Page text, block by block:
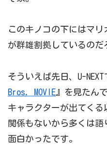
このキノコの下にはマ
が群雄割拠しているのだ
そういえば先日、U-NEXT
Bros. MOVIE 』を見たん
キャラクターが出てく
関係もないから多くは語
面白かったです。